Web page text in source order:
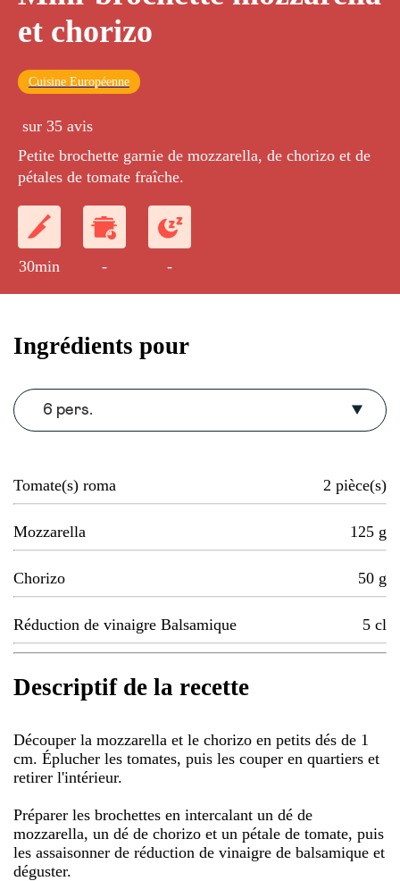
et chorizo
Cuisine Européenne
sur 35 avis
Petite brochette garnie de mozzarella, de chorizo et de
pétales de tomate fraîche.
30min - -
Ingrédients pour
6 pers.
Tomate(s) roma 2 pièce(s)
Mozzarella 125 g
Chorizo 50 g
Réduction de vinaigre Balsamique 5 cl
Descriptif de la recette
Découper la mozzarella et le chorizo en petits dés de 1
cm. Éplucher les tomates, puis les couper en quartiers et
retirer l'intérieur.
Préparer les brochettes en intercalant un dé de
mozzarella, un dé de chorizo et un pétale de tomate, puis
les assaisonner de réduction de vinaigre de balsamique et
déguster.